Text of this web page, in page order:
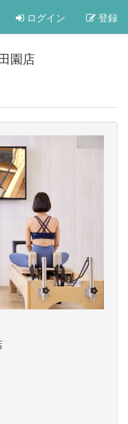
ログイン 登録
園店